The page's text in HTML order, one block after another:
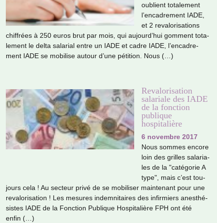
oublient tota­le­ment
l’enca­dre­ment IADE,
et 2 reva­lo­ri­sa­tions
chif­frées à 250 euros brut par mois, qui aujourd’hui gom­ment tota­
le­ment le delta sala­rial entre un IADE et cadre IADE, l’enca­dre­
ment IADE se mobi­lise autour d’une péti­tion. Nous (…)
Revalorisation
salariale des IADE
de la fonction
publique
hospitalière
6 novembre 2017
Nous sommes encore
loin des grilles sala­ria­
les de la "caté­go­rie A
type", mais c’est tou­
jours cela ! Au sec­teur privé de se mobi­li­ser main­te­nant pour une
reva­lo­ri­sa­tion ! Les mesu­res indem­ni­tai­res des infir­miers anes­thé­
sis­tes IADE de la Fonction Publique Hospitalière FPH ont été
enfin (…)